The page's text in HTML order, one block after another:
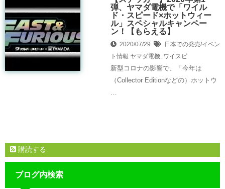
弾、ヤマダ電機で「ワイル
ド・スピード×ホットウィー
ル」スペシャルキャンペー
ン！【もらえる】
2020/07/29
日本での発売/イベン
ト情報 ヤマダ電機, ワイスピ
新型コロナの影響で、「今年は
（Collector Editionなどの）ホットウ
購読する
ブログ内検索